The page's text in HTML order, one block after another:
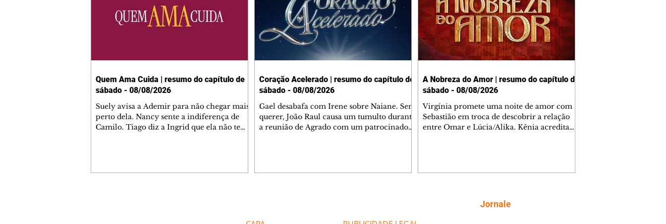
Quem Ama Cuida | resumo do capítulo de
sábado - 08/08/2026
Suely avisa a Ademir para não chegar mais
perto dela. Nancy sente a indiferença de
Camilo. Tiago diz a Ingrid que ela não tem
que está feliz trabalhando no restaurante de
Coração Acelerado | resumo do capítulo de
sábado - 08/08/2026
Gael desabafa com Irene sobre Naiane. Sem
querer, João Raul causa um tumulto durante
a reunião de Agrado com um patrocinador.
termina o relacionamento dos dois.
A Nobreza do Amor | resumo do capítulo de
sábado - 08/08/2026
Virgínia promete uma noite de amor com
Sebastião em troca de descobrir a relação
entre Omar e Lúcia/Alika. Kênia acredita
comentam sobre a possível jazida de
Jornale